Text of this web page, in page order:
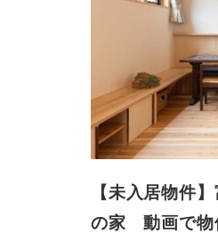
【未入居物件
の家 動画で物